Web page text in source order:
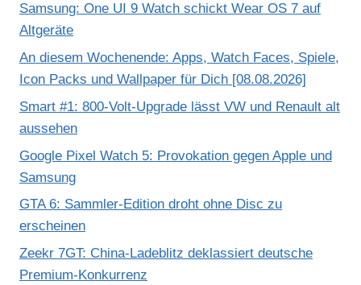
Samsung: One UI 9 Watch schickt Wear OS 7 auf
Altgeräte
An diesem Wochenende: Apps, Watch Faces, Spiele,
Icon Packs und Wallpaper für Dich [08.08.2026]
Smart #1: 800-Volt-Upgrade lässt VW und Renault alt
aussehen
Google Pixel Watch 5: Provokation gegen Apple und
Samsung
GTA 6: Sammler-Edition droht ohne Disc zu
erscheinen
Zeekr 7GT: China-Ladeblitz deklassiert deutsche
Premium-Konkurrenz